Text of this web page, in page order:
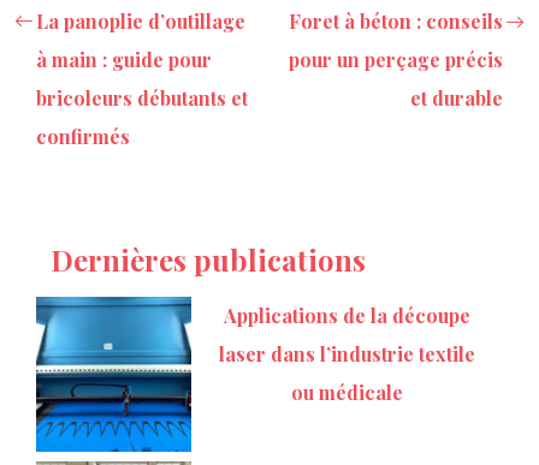
La panoplie d’outillage
à main : guide pour
bricoleurs débutants et
confirmés
Foret à béton : conseils
pour un perçage précis
et durable
Dernières publications
Applications de la découpe
laser dans l’industrie textile
ou médicale